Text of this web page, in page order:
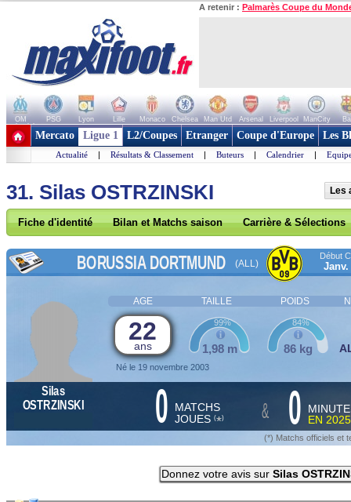
A retenir : Palmarès Coupe du
OM PSG Lyon Lille Monaco Chelsea Man Utd Arsenal Liverpool ManCity
+ de clubs
Mercato Ligue 1 L2/Coupes Etranger Coupe d'Europe Les
Actualité | Résultats & Classement | Buteurs | Calendrier |
31. Silas OSTRZINSKI Les
Fiche d'identité Bilan et Matchs saison Carrière & Sélections
BORUSSIA DORTMUND (ALL)
Début
Janv.
AGE TAILLE POIDS
22
ans
Né le 19 novembre 2003
1,98 m
99%
86 kg
84%
Silas
OSTRZINSKI
0 MATCHS
JOUES (*) & 0
EN
(*) Matchs officiels et
Donnez votre avis sur Silas